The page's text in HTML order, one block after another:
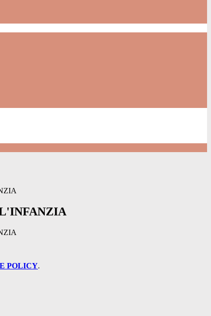
POLICY.